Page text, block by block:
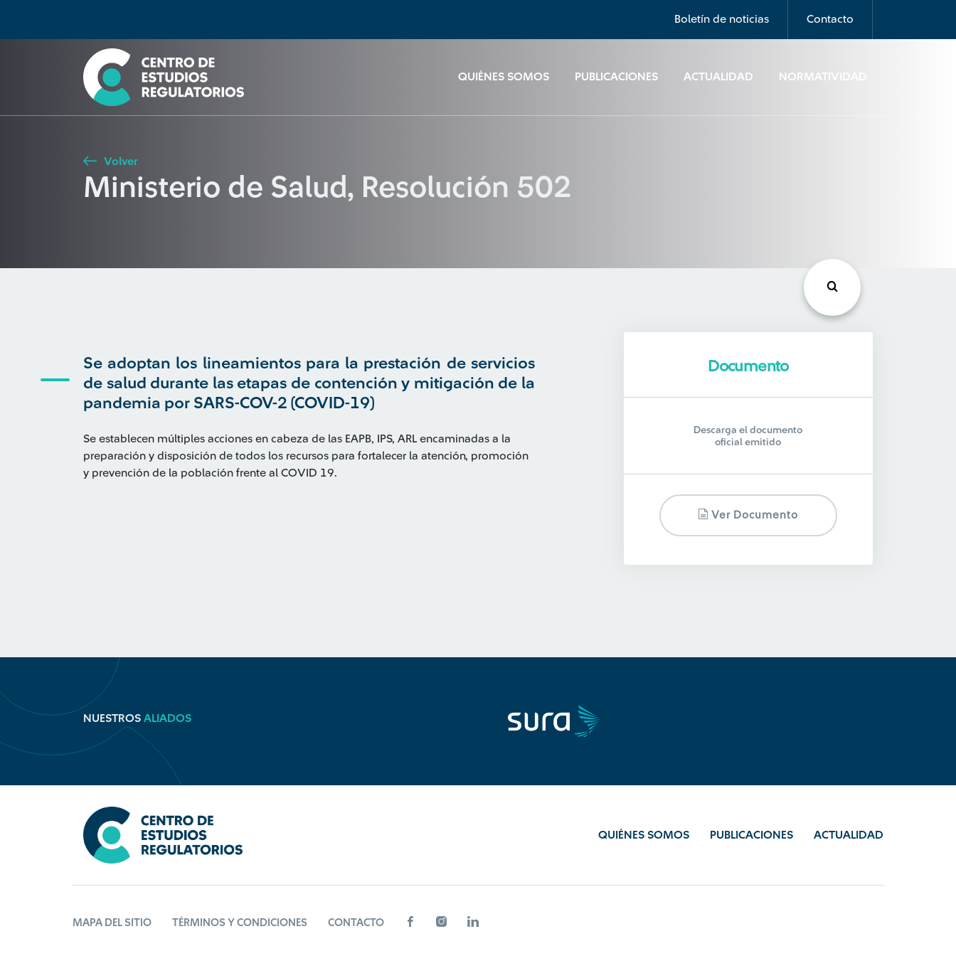
Boletín de noticias Contacto
QUIÉNES SOMOS PUBLICACIONES ACTUALIDAD NORMATIVIDAD
Seleccione país
Buscar
Volver
Ministerio de Salud, Resolución 502
Se adoptan los lineamientos para la prestación de servicios
de salud durante las etapas de contención y mitigación de la
pandemia por SARS-COV-2 (COVID-19)
Se establecen múltiples acciones en cabeza de las EAPB, IPS, ARL encaminadas a la
preparación y disposición de todos los recursos para fortalecer la atención, promoción
y prevención de la población frente al COVID 19.
Documento
Descarga el documento
oficial emitido
Ver Documento
NUESTROS ALIADOS
QUIÉNES SOMOS PUBLICACIONES ACTUALIDAD
MAPA DEL SITIO TÉRMINOS Y CONDICIONES CONTACTO